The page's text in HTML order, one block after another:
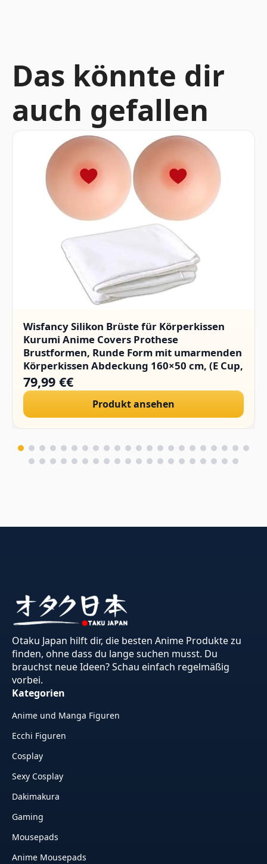
Das könnte dir
auch gefallen
Wisfancy Silikon Brüste für Körperkissen
Kurumi Anime Covers Prothese
Brustformen, Runde Form mit umarmenden
Körperkissen Abdeckung 160×50 cm, (E Cup,
1400g/Paar)
79,99 €€
Produkt ansehen
Otaku Japan hilft dir, die besten Anime Produkte zu
finden, ohne dass du lange suchen musst. Du
brauchst neue Ideen? Schau einfach regelmäßig
vorbei.
Kategorien
Anime und Manga Figuren
Ecchi Figuren
Cosplay
Sexy Cosplay
Dakimakura
Gaming
Mousepads
Anime Mousepads